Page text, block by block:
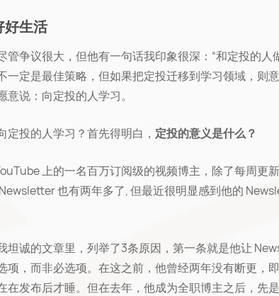
好生活
管争议很大，但他有一句话我印象很深：“和定投的人
一定是最佳策略，但如果把定投迁移到学习领域，则
意说：向定投的人学习。
定投的人学习？首先得明白， 定投的意义是什么？
上的一名百万订阅级的视频博主，除了每周更
也有两年多了, 但最近很明显感到他的
坦诚的文章里，列举了3条原因，第一条就是他让
项，而非必选项。在这之前，他曾经两年没有断更，
在发布后才睡。但在去年，他成为全职博主之后，先